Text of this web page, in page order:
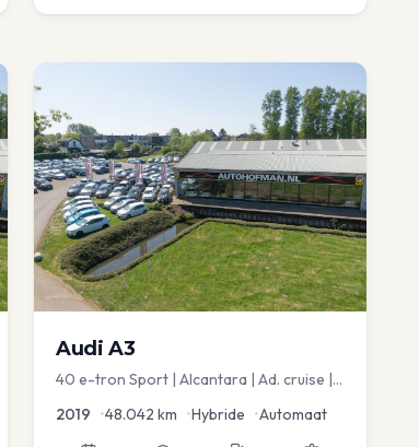
Audi A3
40 e-tron Sport | Alcantara | Ad. cruise |
2019 •48.042 km •Hybride •Automaat